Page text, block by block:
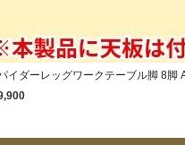
イダーレッグワークテーブル脚 8脚